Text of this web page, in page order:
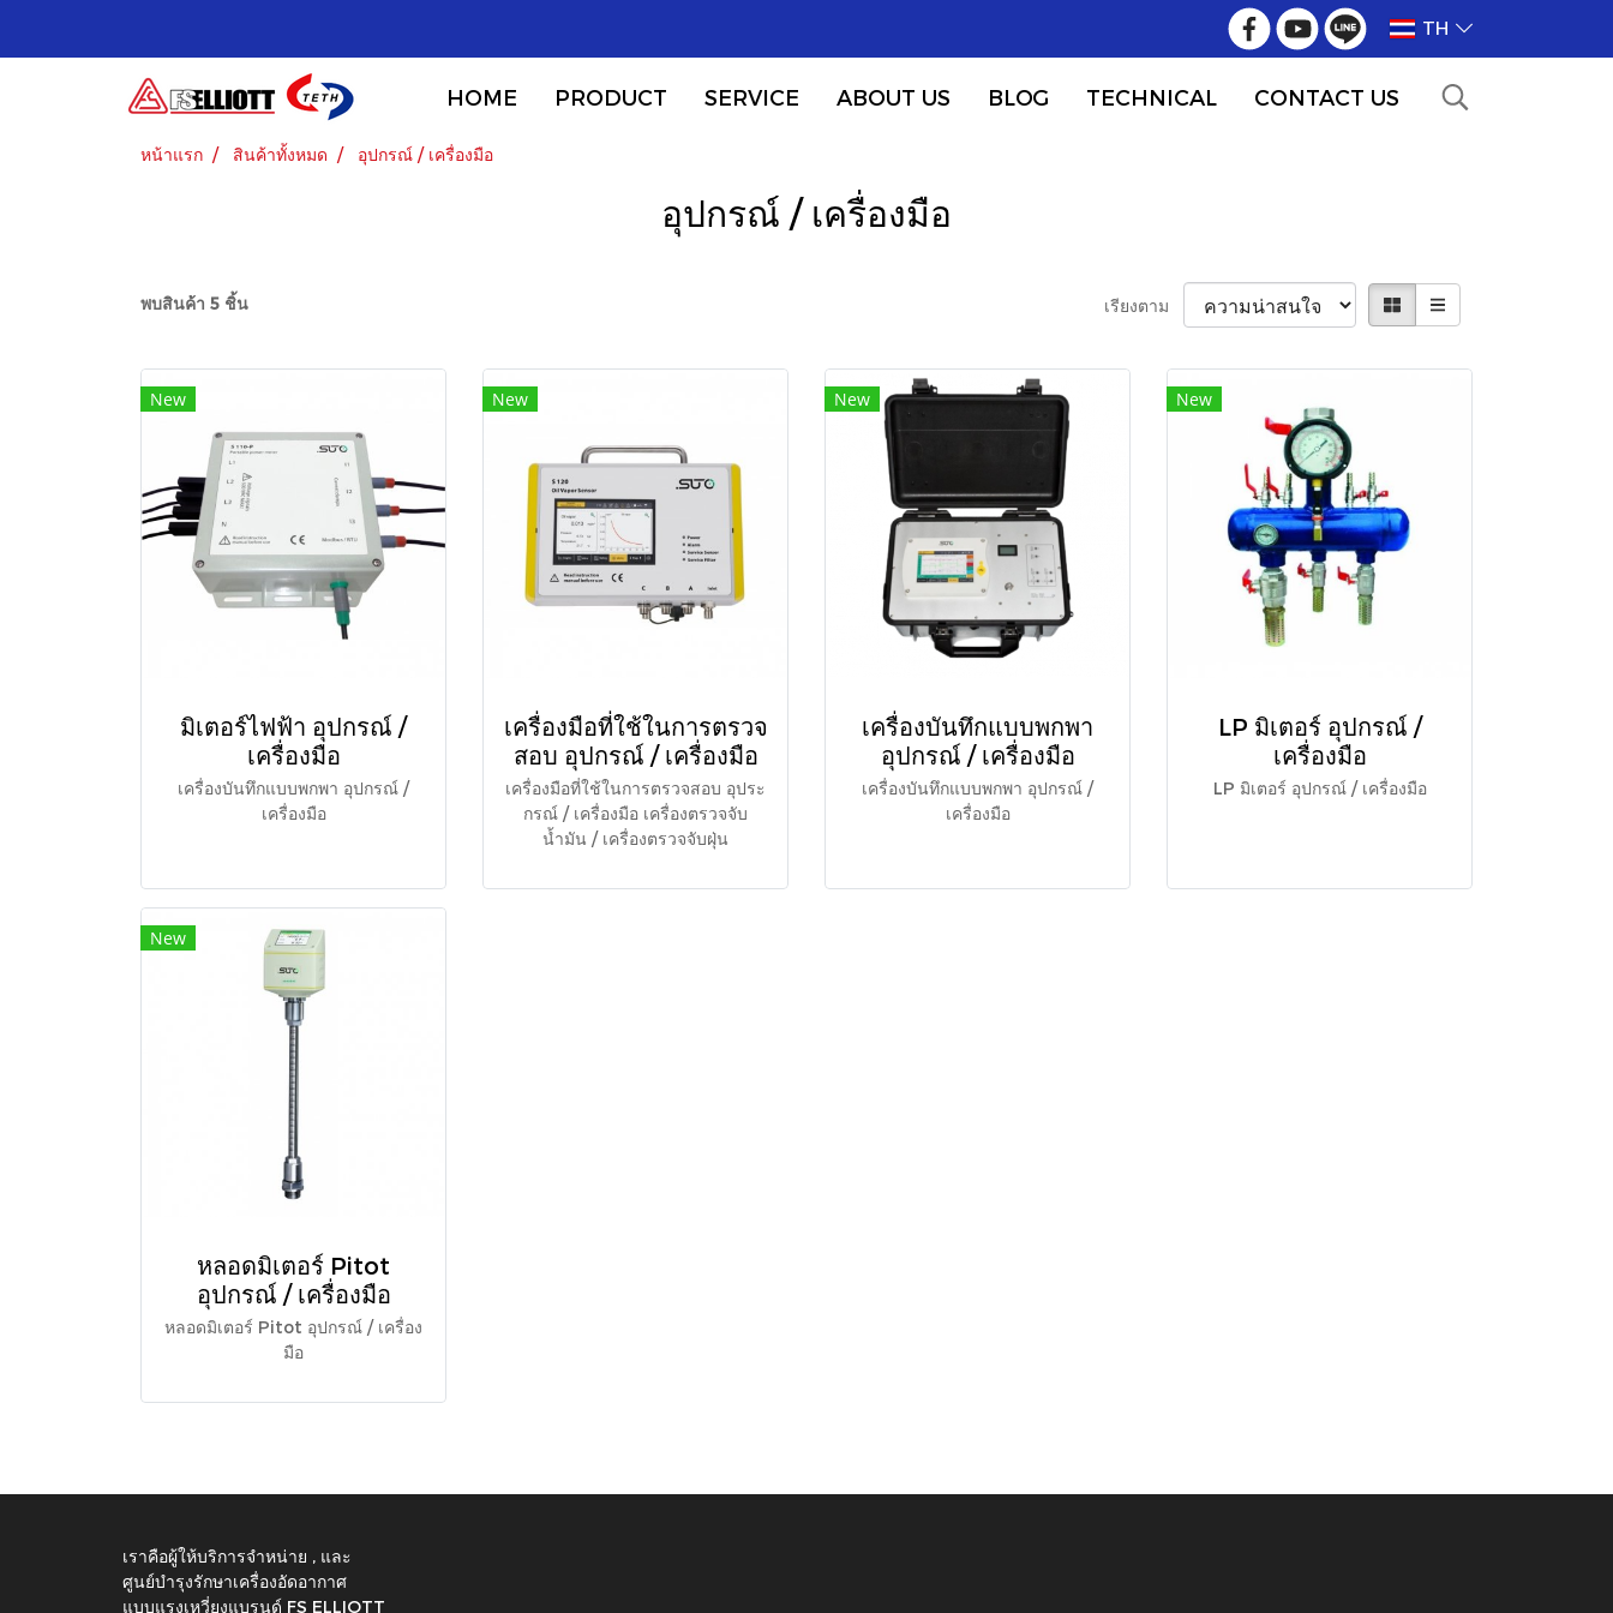
TH
HOME PRODUCT SERVICE ABOUT US BLOG TECHNICAL CONTACT US
หน้าแรก สินค้าทั้งหมด อุปกรณ์ / เครื่องมือ
อุปกรณ์ / เครื่องมือ
พบสินค้า 5 ชิ้น เรียงตาม
New
มิเตอร์ไฟฟ้า อุปกรณ์ /
เครื่องมือ
เครื่องบันทึกแบบพกพา อุปกรณ์ /
เครื่องมือ
New
เครื่องมือที่ใช้ในการตรวจ
สอบ อุปกรณ์ / เครื่องมือ
เครื่องมือที่ใช้ในการตรวจสอบ อุประ
กรณ์ / เครื่องมือ เครื่องตรวจจับ
น้ำมัน / เครื่องตรวจจับฝุ่น
New
เครื่องบันทึกแบบพกพา
อุปกรณ์ / เครื่องมือ
เครื่องบันทึกแบบพกพา อุปกรณ์ /
เครื่องมือ
New
LP มิเตอร์ อุปกรณ์ /
เครื่องมือ
LP มิเตอร์ อุปกรณ์ / เครื่องมือ
New
หลอดมิเตอร์ Pitot
อุปกรณ์ / เครื่องมือ
หลอดมิเตอร์ Pitot อุปกรณ์ / เครื่อง
มือ
เราคือผู้ให้บริการจำหน่าย , และ
ศูนย์บำรุงรักษาเครื่องอัดอากาศ
แบบแรงเหวี่ยงแบรนด์ FS ELLIOTT